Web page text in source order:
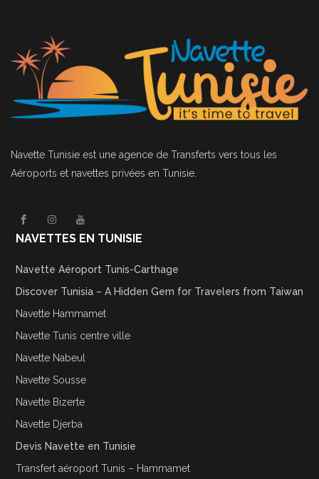
Navette Tunisie est une agence de Transferts vers tous les
Aéroports et navettes privées en Tunisie.
NAVETTES EN TUNISIE
Navette Aéroport Tunis-Carthage
Discover Tunisia – A Hidden Gem for Travelers from Taiwan
Navette Hammamet
Navette Tunis centre ville
Navette Nabeul
Navette Sousse
Navette Bizerte
Navette Djerba
Devis Navette en Tunisie
Transfert aéroport Tunis – Hammamet